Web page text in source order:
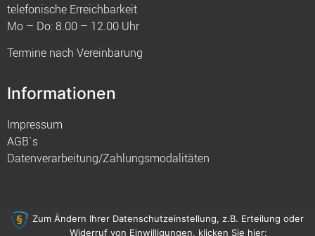
telefonische Erreichbarkeit
Mo – Do: 8.00 – 12.00 Uhr
Termine nach Vereinbarung
Informationen
Impressum
AGB`s
Datenverarbeitung/Zahlungsmodalitäten
© 2021 FIM
Zum Ändern Ihrer Datenschutzeinstellung, z.B. Erteilung oder
Widerruf von Einwilligungen, klicken Sie hier: